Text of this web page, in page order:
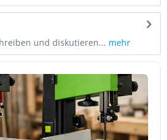
und diskutieren... mehr